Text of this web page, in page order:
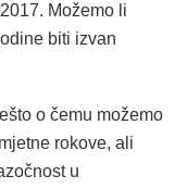
Možemo li
biti izvan
o čemu možemo
rokove, ali
u